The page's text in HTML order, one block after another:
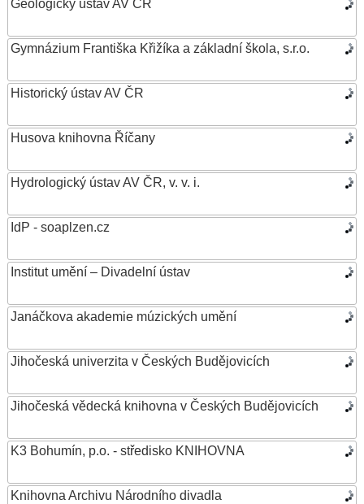
Geologický ústav AV ČR
Gymnázium Františka Křižíka a základní škola, s.r.o.
Historický ústav AV ČR
Husova knihovna Říčany
Hydrologický ústav AV ČR, v. v. i.
IdP - soaplzen.cz
Institut umění – Divadelní ústav
Janáčkova akademie múzických umění
Jihočeská univerzita v Českých Budějovicích
Jihočeská vědecká knihovna v Českých Budějovicích
K3 Bohumín, p.o. - středisko KNIHOVNA
Knihovna Archivu Národního divadla